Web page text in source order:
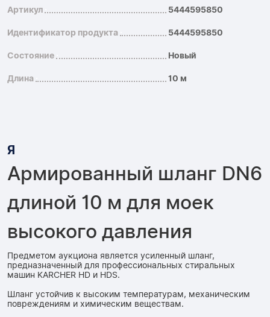
Артикул 5444595850
Идентификатор продукта 5444595850
Состояние Новый
Длина 10 м
Я
Армированный шланг DN6
длиной 10 м для моек
высокого давления
Предметом аукциона является усиленный шланг,
предназначенный для профессиональных стиральных
машин KARCHER HD и HDS.
Шланг устойчив к высоким температурам, механическим
повреждениям и химическим веществам.